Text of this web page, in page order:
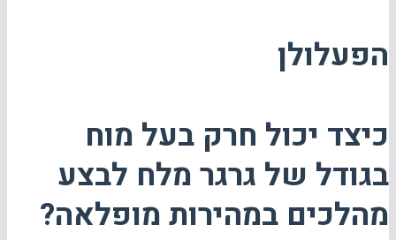
הפעלולן
כיצד יכול חרק בעל מוח
בגודל של גרגר מלח לבצע
מהלכים במהירות מופלאה?